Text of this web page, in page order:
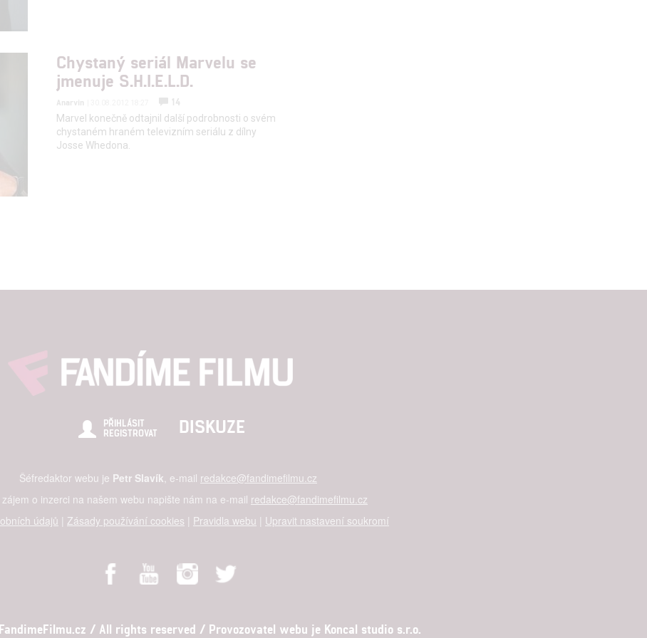
Chystaný seriál Marvelu se
jmenuje S.H.I.E.L.D.
Anarvin
14
Marvel konečně odtajnil další podrobnosti o svém
chystaném hraném televizním seriálu z dílny
Josse Whedona.
PŘIHLÁSIT
REGISTROVAT
DISKUZE
Šéfredaktor webu je Petr Slavík, e-mail redakce@fandimefilmu.cz
o inzerci na našem webu napište nám na e-mail redakce@fandimefilmu.cz
údajů | Zásady používání cookies | Pravidla webu | Upravit nastavení soukromí
/ All rights reserved / Provozovatel webu je Koncal studio s.r.o.